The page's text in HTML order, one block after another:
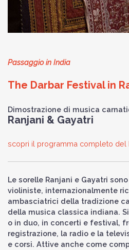
Passaggio in India
The Darbar Festival in
Dimostrazione di musica
Ranjani & Gayatri
scopri il programma completo del
Le sorelle Ranjani e Gayatri
violiniste, internazionalmente
ambasciatrici della tradizione
della musica classica indiana.
o in duo, in concerti e festival,
registrazione, la radio e la
e corsi. Attive anche come